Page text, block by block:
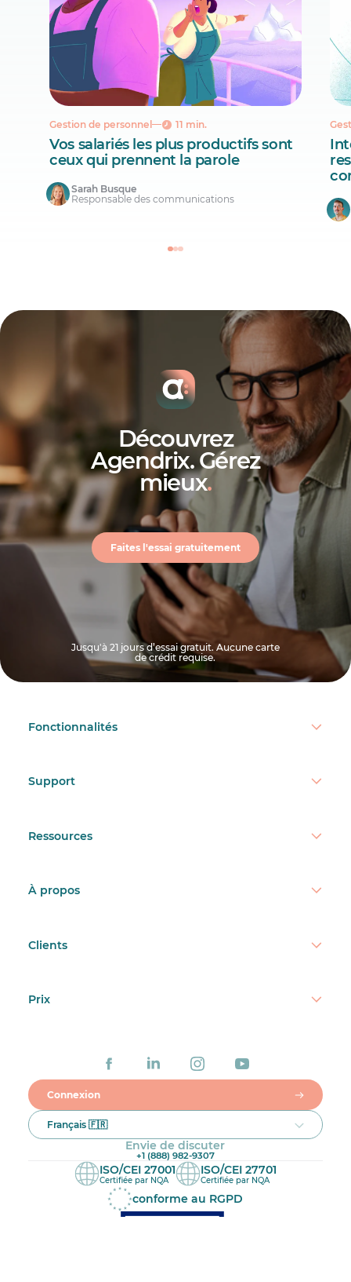
Gestion de personnel 11 min.
Vos salariés les plus productifs sont
ceux qui prennent la parole
Sarah Busque
Responsable des communications
Découvrez
Agendrix. Gérez
mieux.
Faites l'essai gratuitement
Jusqu'à 21 jours d’essai gratuit. Aucune carte
de crédit requise.
Fonctionnalités
Support
Ressources
À propos
Clients
Prix
Connexion
Français 🇫🇷
Envie de discuter
+1 (888) 982-9307
ISO/CEI 27001
Certifiée par NQA
ISO/CEI 27701
Certifiée par NQA
conforme au RGPD